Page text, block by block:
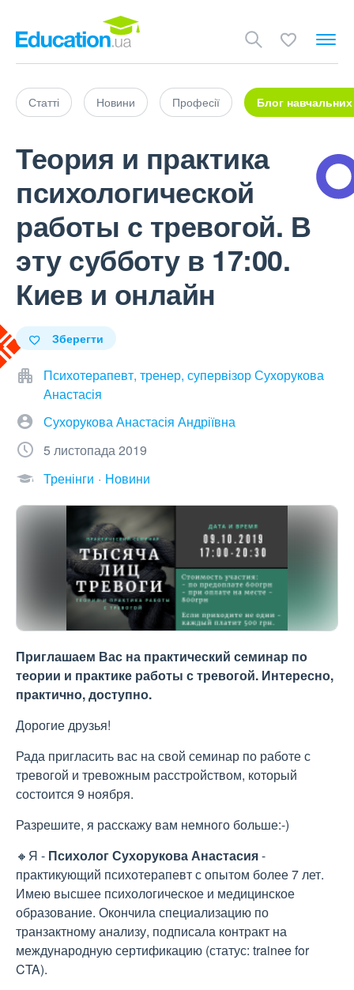
Статті Новини Професії Блог навчальних
Теория и практика
психологической
работы с тревогой. В
эту субботу в 17:00.
Киев и онлайн
Зберегти
Психотерапевт, тренер, супервізор Сухорукова
Анастасія
Сухорукова Анастасія Андріївна
5 листопада 2019
Тренінги
Новини
Приглашаем Вас на практический семинар по
теории и практике работы с тревогой. Интересно,
практично, доступно.
Дорогие друзья!
Рада пригласить вас на свой семинар по работе с
тревогой и тревожным расстройством, который
состоится 9 ноября.
Разрешите, я расскажу вам немного больше:-)
🔸Я - Психолог Сухорукова Анастасия-
практикующий психотерапевт с опытом более 7 лет.
Имею высшее психологическое и медицинское
образование. Окончила специализацию по
транзактному анализу, подписала контракт на
международную сертификацию (статус: trainee for
CTA).